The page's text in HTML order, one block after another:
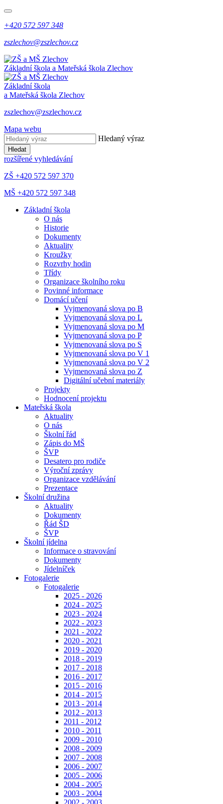
+420 572 597 348
zszlechov@zszlechov.cz
Základní škola a Mateřská škola Zlechov
Základní škola
a Mateřská škola Zlechov
zszlechov@zszlechov.cz
Mapa webu
Hledaný výraz
Hledat
rozšířené vyhledávání
ZŠ +420 572 597 370
MŠ +420 572 597 348
Základní škola
O nás
Historie
Dokumenty
Aktuality
Kroužky
Rozvrhy hodin
Třídy
Organizace školního roku
Povinné informace
Domácí učení
Vyjmenovaná slova po B
Vyjmenovaná slova po L
Vyjmenovaná slova po M
Vyjmenovaná slova po P
Vyjmenovaná slova po S
Vyjmenovaná slova po V 1
Vyjmenovaná slova po V 2
Vyjmenovaná slova po Z
Digitální učební materiály
Projekty
Hodnocení projektu
Mateřská škola
Aktuality
O nás
Školní řád
Zápis do MŠ
ŠVP
Desatero pro rodiče
Výroční zprávy
Organizace vzdělávání
Prezentace
Školní družina
Aktuality
Dokumenty
Řád ŠD
ŠVP
Školní jídelna
Informace o stravování
Dokumenty
Jídelníček
Fotogalerie
Fotogalerie
2025 - 2026
2024 - 2025
2023 - 2024
2022 - 2023
2021 - 2022
2020 - 2021
2019 - 2020
2018 - 2019
2017 - 2018
2016 - 2017
2015 - 2016
2014 - 2015
2013 - 2014
2012 - 2013
2011 - 2012
2010 - 2011
2009 - 2010
2008 - 2009
2007 - 2008
2006 - 2007
2005 - 2006
2004 - 2005
2003 - 2004
2002 - 2003